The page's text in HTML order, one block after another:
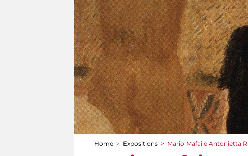
Home > Expositions > Mario Mafai e Antonietta